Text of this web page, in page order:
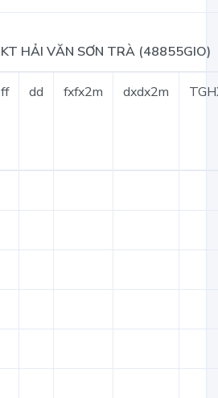
KT HẢI VĂN SƠN TRÀ (48855GIO)
ff dd fxfx2m dxdx2m